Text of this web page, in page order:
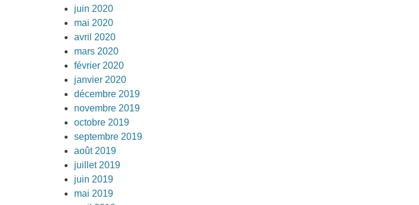
juin 2020
mai 2020
avril 2020
mars 2020
février 2020
janvier 2020
décembre 2019
novembre 2019
octobre 2019
septembre 2019
août 2019
juillet 2019
juin 2019
mai 2019